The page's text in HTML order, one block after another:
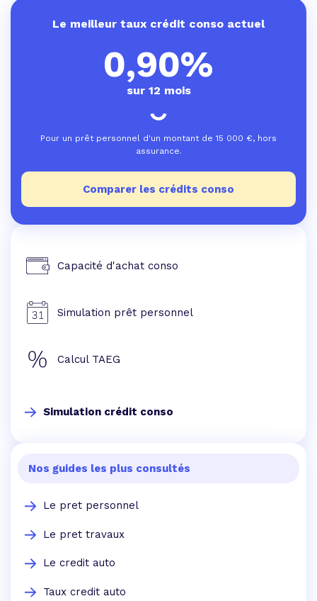
Le meilleur taux crédit conso actuel
0,90%
sur 12 mois
Pour un prêt personnel d'un montant de 15 000 €, hors
assurance.
Comparer les crédits conso
Capacité d'achat conso
Simulation prêt personnel
Calcul TAEG
Simulation crédit conso
Nos guides les plus consultés
Le pret personnel
Le pret travaux
Le credit auto
Taux credit auto